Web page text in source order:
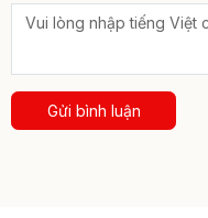
Gửi bình luận